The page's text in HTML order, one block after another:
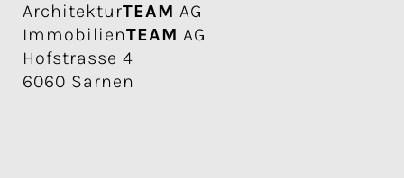
ArchitekturTEAM AG
ImmobilienTEAM AG
Hofstrasse 4
6060 Sarnen